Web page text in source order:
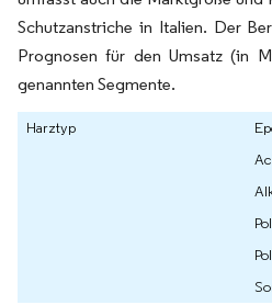
Schutzanstriche in Italien. Der
Prognosen für den Umsatz (in
genannten Segmente.
Harztyp